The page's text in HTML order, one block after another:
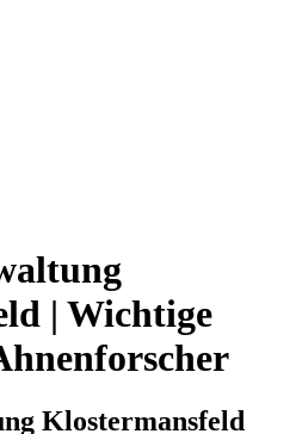
| Wichtige
Klostermansfeld